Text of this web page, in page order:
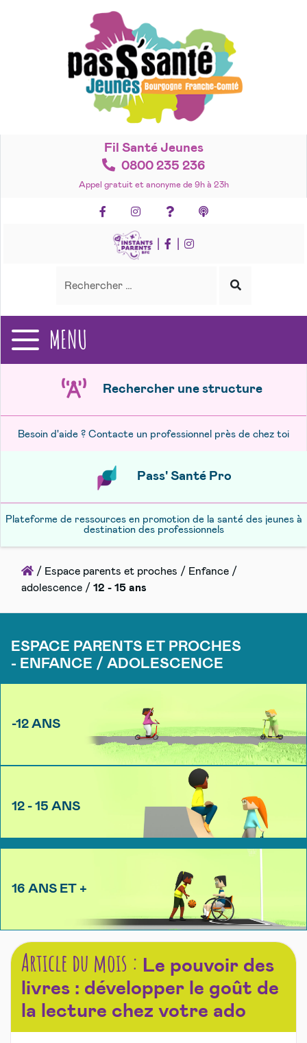
Fil Santé Jeunes
0800 235 236
Appel gratuit et anonyme de 9h à 23h
FacebookInstagramFoire aux questions
Lancer
recherche
MENU
Rechercher une structure
Besoin d'aide ? Contacte un professionnel près de chez toi
Pass' Santé Pro
Plateforme de ressources en promotion de la santé des jeunes à
destination des professionnels
Accueil
/ Espace parents et proches / Enfance /
adolescence / 12 - 15 ans
ESPACE PARENTS ET PROCHES
- ENFANCE / ADOLESCENCE
-12 ANS
12 - 15 ANS
16 ANS ET +
Article du mois : Le pouvoir des
livres : développer le goût de
la lecture chez votre ado